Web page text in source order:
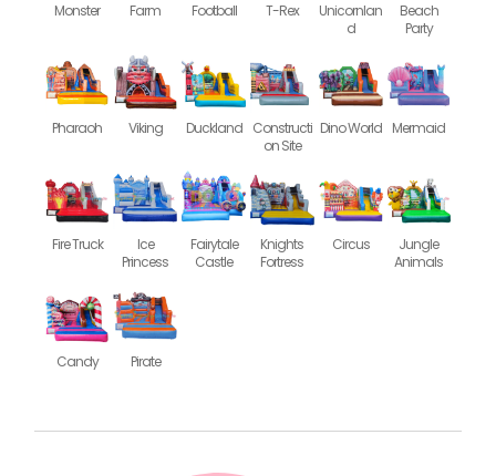
Monster Farm Football T-Rex
Unicornlan
d
Beach
Party
Pharaoh Viking Duckland
Constructi
on Site
Dino World Mermaid
Fire Truck
Ice
Princess
Fairytale
Castle
Knights
Fortress
Circus
Jungle
Animals
Candy Pirate